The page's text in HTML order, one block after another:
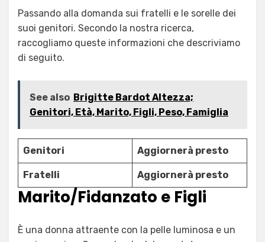
Passando alla domanda sui fratelli e le sorelle dei
suoi genitori. Secondo la nostra ricerca,
raccogliamo queste informazioni che descriviamo
di seguito.
See also Brigitte Bardot Altezza;
Genitori, Età, Marito, Figli, Peso, Famiglia
Genitori Aggiornerà presto
Fratelli Aggiornerà presto
Marito/Fidanzato e Figli
È una donna attraente con la pelle luminosa e un